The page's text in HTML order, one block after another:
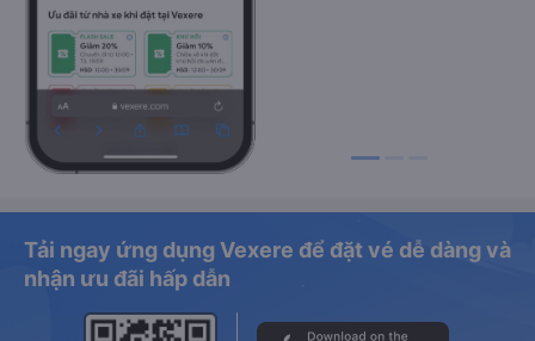
Tải ngay ứng dụng Vexere để đặt vé dễ dàng và
nhận ưu đãi hấp dẫn